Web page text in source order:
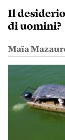
Il
di uomini?
Maïa